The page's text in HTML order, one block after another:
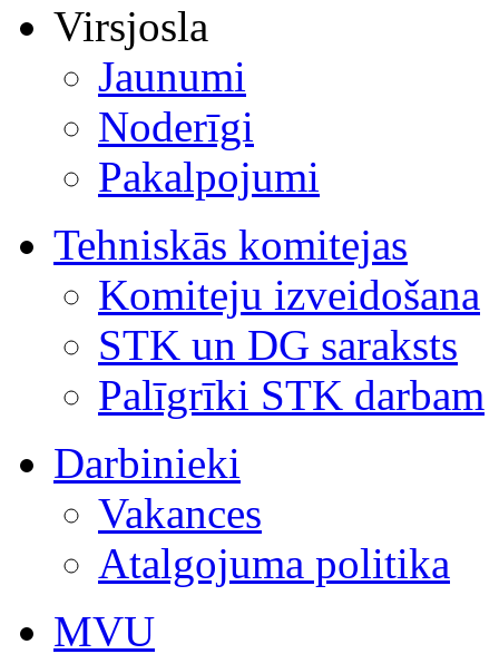
Virsjosla
Jaunumi
Noderīgi
Pakalpojumi
Tehniskās komitejas
Komiteju izveidošana
STK un DG saraksts
Palīgrīki STK darbam
Darbinieki
Vakances
Atalgojuma politika
MVU